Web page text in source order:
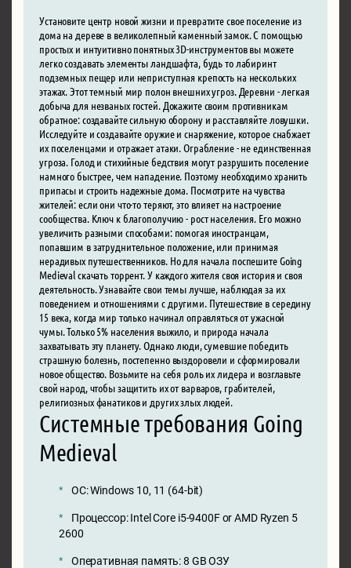
Установите центр новой жизни и превратите свое поселение из
дома на дереве в великолепный каменный замок. С помощью
простых и интуитивно понятных 3D-инструментов вы можете
легко создавать элементы ландшафта, будь то лабиринт
подземных пещер или неприступная крепость на нескольких
этажах. Этот темный мир полон внешних угроз. Деревни - легкая
добыча для незваных гостей. Докажите своим противникам
обратное: создавайте сильную оборону и расставляйте ловушки.
Исследуйте и создавайте оружие и снаряжение, которое снабжает
их поселенцами и отражает атаки. Ограбление - не единственная
угроза. Голод и стихийные бедствия могут разрушить поселение
намного быстрее, чем нападение. Поэтому необходимо хранить
припасы и строить надежные дома. Посмотрите на чувства
жителей: если они что-то теряют, это влияет на настроение
сообщества. Ключ к благополучию - рост населения. Его можно
увеличить разными способами: помогая иностранцам,
попавшим в затруднительное положение, или принимая
нерадивых путешественников. Но для начала поспешите Going
Medieval скачать торрент. У каждого жителя своя история и своя
деятельность. Узнавайте свои темы лучше, наблюдая за их
поведением и отношениями с другими. Путешествие в середину
15 века, когда мир только начинал оправляться от ужасной
чумы. Только 5% населения выжило, и природа начала
захватывать эту планету. Однако люди, сумевшие победить
страшную болезнь, постепенно выздоровели и сформировали
новое общество. Возьмите на себя роль их лидера и возглавьте
свой народ, чтобы защитить их от варваров, грабителей,
религиозных фанатиков и других злых людей.
Системные требования Going
Medieval
ОС: Windows 10, 11 (64-bit)
Процессор: Intel Core i5-9400F or AMD Ryzen 5
2600
Оперативная память: 8 GB ОЗУ